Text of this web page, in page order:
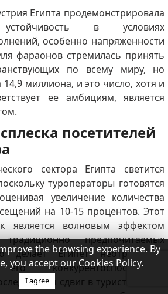
Египта продемонстрировала
устойчивость в условиях
особенно напряженности
фараонов стремилась принять
по всему миру, но
миллиона, и это число, хотя и
ее амбициям, является
посетителей
сектора Египта светится
туроператоры готовятся
увеличение количества
на 10-15 процентов. Этот
является волновым эффектом
предпочитаемых
делает Египет неотразимым
конкурентоспособными
сдвиг в туристической
the browsing experience. By
you accept our Cookies Policy.
I agree